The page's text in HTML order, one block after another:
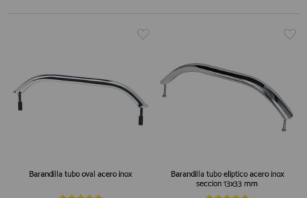
Barandilla tubo oval acero inox Barandilla tubo eliptico acero inox
seccion 13x33 mm